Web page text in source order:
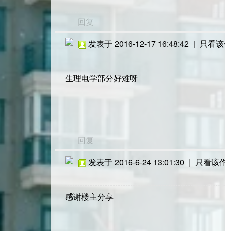
回复
发表于 2016-12-17 16:48:42 | 只看
生理电学部分好难呀
回复
发表于 2016-6-24 13:01:30 | 只看该
感谢楼主分享